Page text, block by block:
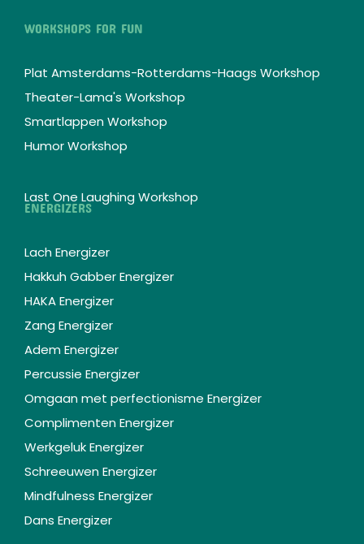
WORKSHOPS FOR FUN
Plat Amsterdams-Rotterdams-Haags Workshop
Theater-Lama's Workshop
Smartlappen Workshop
Humor Workshop
Last One Laughing Workshop
ENERGIZERS
Lach Energizer
Hakkuh Gabber Energizer
HAKA Energizer
Zang Energizer
Adem Energizer
Percussie Energizer
Omgaan met perfectionisme Energizer
Complimenten Energizer
Werkgeluk Energizer
Schreeuwen Energizer
Mindfulness Energizer
Dans Energizer